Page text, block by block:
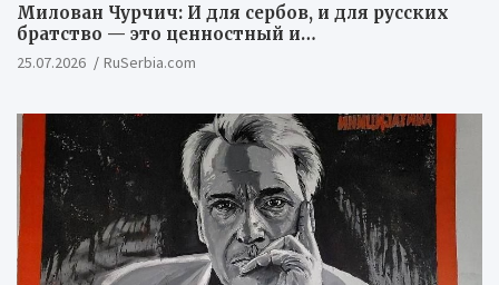
Милован Чурчич: И для сербов, и для русских
братство — это ценностный и
цивилизационный концепт
25.07.2026 RuSerbia.com